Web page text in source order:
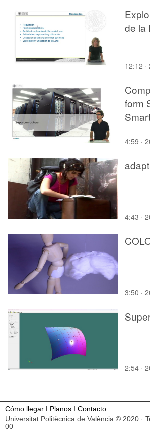
de la
12:12 ·
form
4:59 ·
4:43 ·
3:50 ·
2:54 ·
Cómo llegar I Planos I Contacto
Universitat Politècnica de València © 2020 ·
00